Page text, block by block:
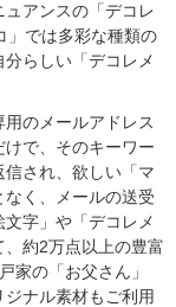
アンスの「デコレ
」では多彩な種類の
らしい「デコレメ
のメールアドレス
で、そのキーワー
信され、欲しい「マ
く、メールの送受
字」や「デコレメ
約2万点以上の豊富
家の「お父さん」
ジナル素材もご利用